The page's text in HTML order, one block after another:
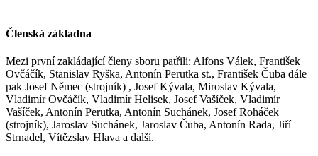
Členská základna
Mezi první zakládající členy sboru patřili: Alfons Válek, František
Ovčáčík, Stanislav Ryška, Antonín Perutka st., František Čuba dále
pak Josef Němec (strojník) , Josef Kývala, Miroslav Kývala,
Vladimír Ovčáčík, Vladimír Helisek, Josef Vašíček, Vladimír
Vašíček, Antonín Perutka, Antonín Suchánek, Josef Roháček
(strojník), Jaroslav Suchánek, Jaroslav Čuba, Antonín Rada, Jiří
Strnadel, Vítězslav Hlava a další.